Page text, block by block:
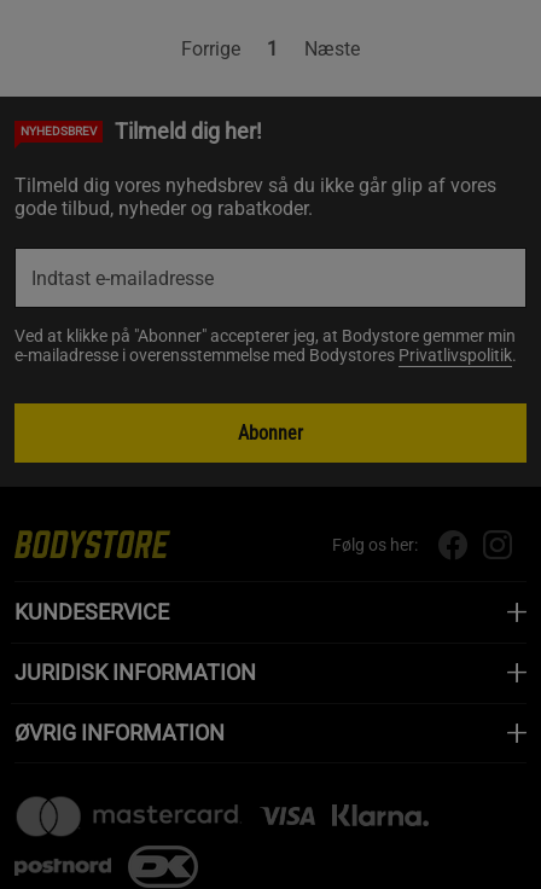
Forrige 1 Næste
NYHEDSBREV Tilmeld dig her!
Tilmeld dig vores nyhedsbrev så du ikke går glip af vores
gode tilbud, nyheder og rabatkoder.
Ved at klikke på "Abonner" accepterer jeg, at Bodystore gemmer min
e-mailadresse i overensstemmelse med Bodystores Privatlivspolitik.
Abonner
Følg os her:
KUNDESERVICE
JURIDISK INFORMATION
ØVRIG INFORMATION